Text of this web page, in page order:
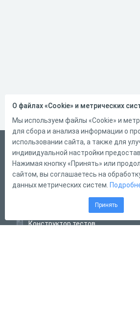
Русский
Справка
Форма обратной связи
Конструктор тестов
О файлах «Cookie» и метрических
Мы используем файлы «Cookie» и
для сбора и анализа информации о
использовании сайта, а также для
индивидуальной настройки
Нажимая кнопку «Принять» или
сайтом, вы соглашаетесь на
данных метрических систем.
Принять